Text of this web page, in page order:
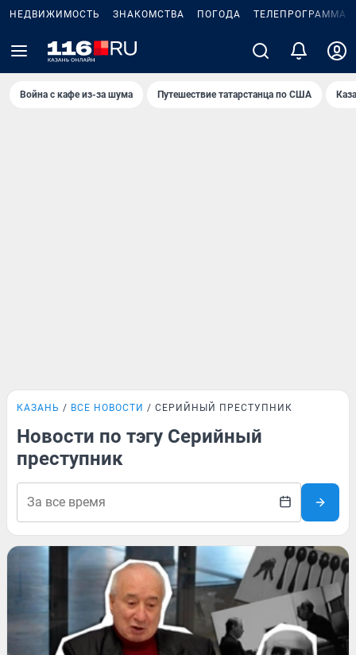
НЕДВИЖИМОСТЬ ЗНАКОМСТВА ПОГОДА ТЕЛЕПРОГРАММА
Война с кафе из-за шума Путешествие татарстанца по США
КАЗАНЬ ВСЕ НОВОСТИ СЕРИЙНЫЙ ПРЕСТУПНИК
Новости по тэгу Серийный
преступник